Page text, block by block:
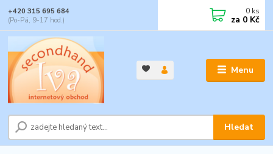
Menu
Hledat
+420 315 695 684
(Po-Pá, 9-17 hod.)
0 ks
za 0 Kč